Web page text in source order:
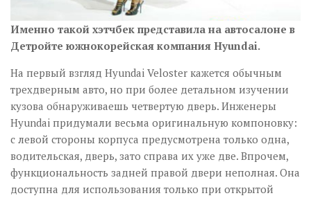
Именно такой хэтчбек представила на автосалоне в
Детройте южнокорейская компания Hyundai.
На первый взгляд Hyundai Veloster кажется обычным
трехдверным авто, но при более детальном изучении
кузова обнаруживаешь четвертую дверь. Инженеры
Hyundai придумали весьма оригинальную компоновку:
с левой стороны корпуса предусмотрена только одна,
водительская, дверь, зато справа их уже две. Впрочем,
функциональность задней правой двери неполная. Она
доступна для использования только при открытой